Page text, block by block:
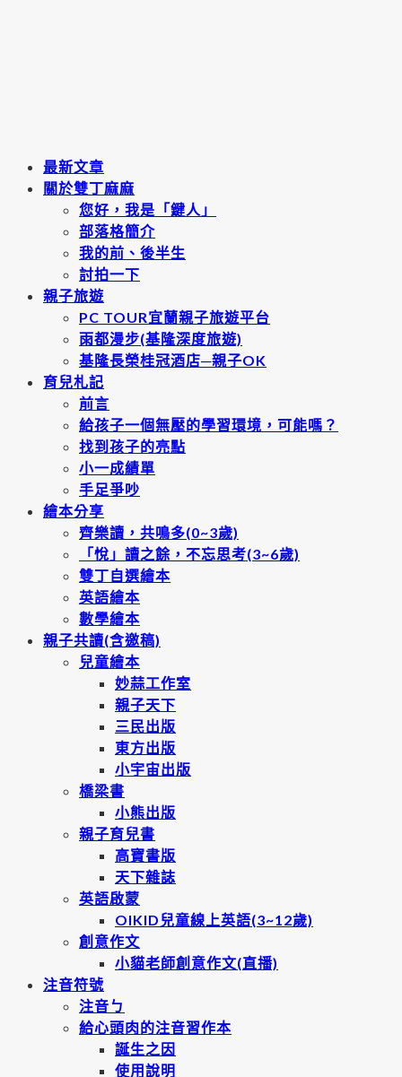
最新文章
關於雙丁麻麻
您好，我是「鍵人」
部落格簡介
我的前、後半生
討拍一下
親子旅遊
PC TOUR宜蘭親子旅遊平台
雨都漫步(基隆深度旅遊)
基隆長榮桂冠酒店─親子OK
育兒札記
前言
給孩子一個無壓的學習環境，可能嗎？
找到孩子的亮點
小一成績單
手足爭吵
繪本分享
齊樂讀，共鳴多(0~3歲)
「悅」讀之餘，不忘思考(3~6歲)
雙丁自選繪本
英語繪本
數學繪本
親子共讀(含邀稿)
兒童繪本
妙蒜工作室
親子天下
三民出版
東方出版
小宇宙出版
橋梁書
小熊出版
親子育兒書
高寶書版
天下雜誌
英語啟蒙
OIKID兒童線上英語(3~12歲)
創意作文
小貓老師創意作文(直播)
注音符號
注音ㄅ
給心頭肉的注音習作本
誕生之因
使用說明